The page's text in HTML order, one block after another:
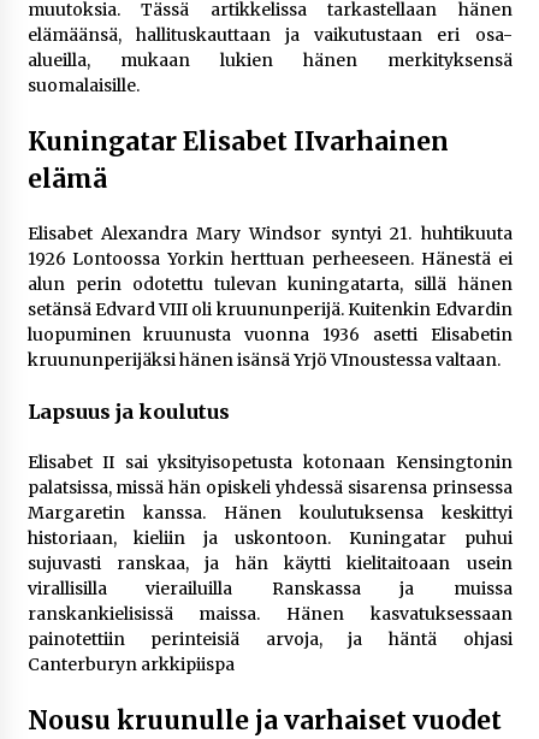
3 viikkoa sitten
3 viikkoa sitten
Pamela Anderson ikä, ura ja elämä
4 viikkoa sitten
10 euron talletuskasinot ja pikamaksut: mitä
suomalaisten pelaajien on hyvä tietää
4 viikkoa sitten
muutoksia. Tässä artikkelissa tarkastellaan hänen
elämäänsä, hallituskauttaan ja vaikutustaan eri osa-
alueilla, mukaan lukien hänen merkityksensä
suomalaisille.
Kuningatar Elisabet IIvarhainen
elämä
Elisabet Alexandra Mary Windsor syntyi 21. huhtikuuta
1926 Lontoossa Yorkin herttuan perheeseen. Hänestä ei
alun perin odotettu tulevan kuningatarta, sillä hänen
setänsä Edvard VIII oli kruununperijä. Kuitenkin Edvardin
luopuminen kruunusta vuonna 1936 asetti Elisabetin
kruununperijäksi hänen isänsä Yrjö VInoustessa valtaan​.
Lapsuus ja koulutus
Elisabet II sai yksityisopetusta kotonaan Kensingtonin
palatsissa, missä hän opiskeli yhdessä sisarensa prinsessa
Margaretin kanssa. Hänen koulutuksensa keskittyi
historiaan, kieliin ja uskontoon. Kuningatar puhui
sujuvasti ranskaa, ja hän käytti kielitaitoaan usein
virallisilla vierailuilla Ranskassa ja muissa
ranskankielisissä maissa. Hänen kasvatuksessaan
painotettiin perinteisiä arvoja, ja häntä ohjasi
Canterburyn arkkipiispa
Nousu kruunulle ja varhaiset vuodet